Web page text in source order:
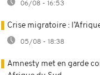
06/08 - 16:53
Crise migratoire :
05/08 - 18:38
Amnesty met en garde